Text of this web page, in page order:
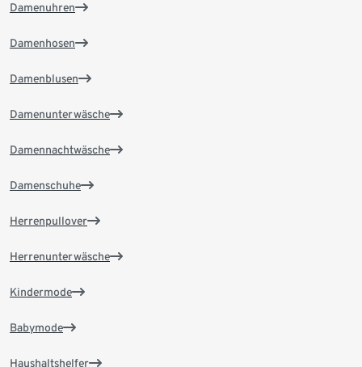
Damenuhren
Damenhosen
Damenblusen
Damenunterwäsche
Damennachtwäsche
Damenschuhe
Herrenpullover
Herrenunterwäsche
Kindermode
Babymode
Haushaltshelfer